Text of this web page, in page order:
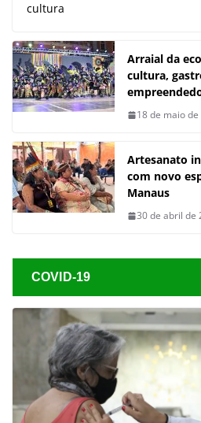
cultura
Arraial da
cultura,
18 de maio
Artesanato
com novo
Manaus
30 de abril de
COVID-19